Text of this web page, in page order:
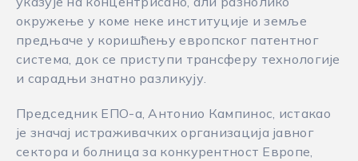
окружење у коме неке институције и земље
предњаче у коришћењу европског патентног
система, док се приступи трансферу технологије
и сарадњи знатно разликују.
Председник EПO-а, Антонио Кампинос, истакао
је значај истраживачких организација јавног
сектора и болница за конкурентност Европе,